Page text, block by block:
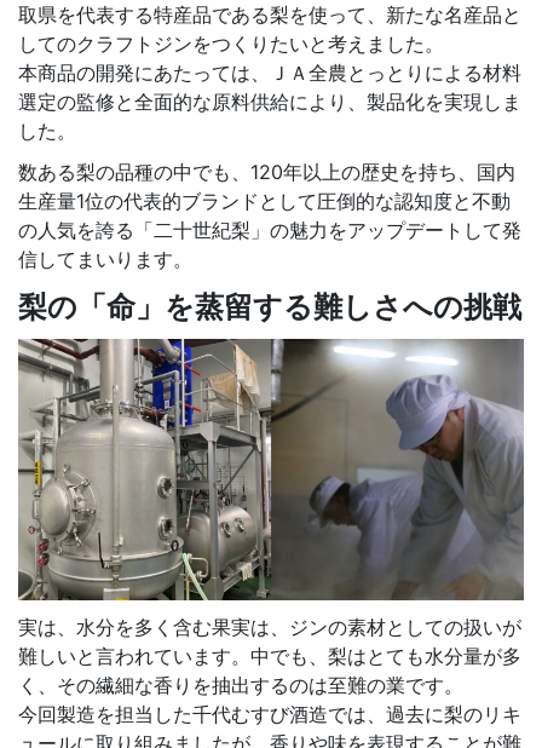
取県を代表する特産品である梨を使って、新たな名産品と
してのクラフトジンをつくりたいと考えました。
本商品の開発にあたっては、ＪＡ全農とっとりによる材料
選定の監修と全面的な原料供給により、製品化を実現しま
した。
数ある梨の品種の中でも、120年以上の歴史を持ち、国内
生産量1位の代表的ブランドとして圧倒的な認知度と不動
の人気を誇る「二十世紀梨」の魅力をアップデートして発
信してまいります。
梨の「命」を蒸留する難しさへの挑戦
実は、水分を多く含む果実は、ジンの素材としての扱いが
難しいと言われています。中でも、梨はとても水分量が多
く、その繊細な香りを抽出するのは至難の業です。
今回製造を担当した千代むすび酒造では、過去に梨のリキ
ュールに取り組みましたが、香りや味を表現することが難